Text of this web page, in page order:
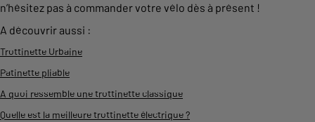
n’hésitez pas à commander votre vélo dès à présent !
A découvrir aussi :
Trottinette Urbaine
Patinette pliable
A quoi ressemble une trottinette classique
Quelle est la meilleure trottinette électrique ?